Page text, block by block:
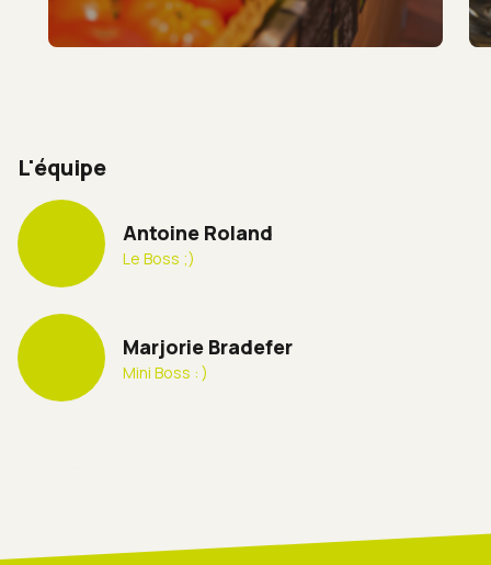
L'équipe
Antoine Roland
Le Boss ;)
Marjorie Bradefer
Mini Boss : )